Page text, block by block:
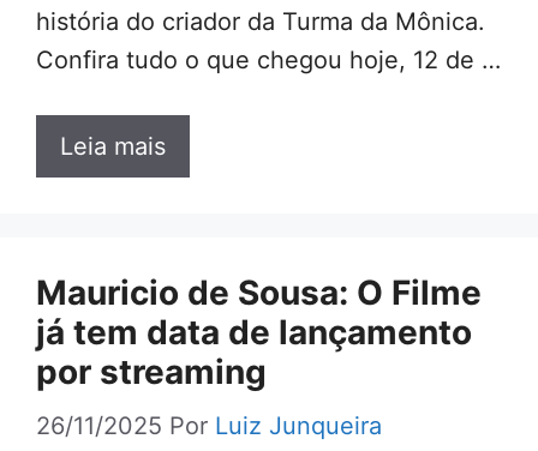
história do criador da Turma da Mônica.
Confira tudo o que chegou hoje, 12 de …
Leia mais
Mauricio de Sousa: O Filme
já tem data de lançamento
por streaming
26/11/2025 Por Luiz Junqueira